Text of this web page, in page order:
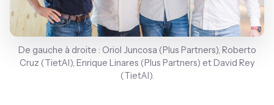
De gauche à droite : Oriol Juncosa (Plus Partners), Roberto
Cruz (TietAI), Enrique Linares (Plus Partners) et David Rey
(TietAI).